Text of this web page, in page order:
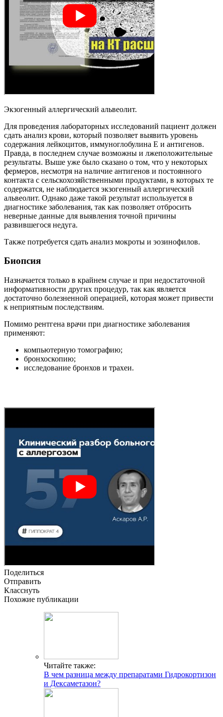
Экзогенный аллергический альвеолит.
Для проведения лабораторных исследований пациент должен
сдать анализ крови, который позволяет выявить уровень
содержания лейкоцитов, иммуноглобулина Е и антигенов.
Правда, в последнем случае возможны и лжеположительные
результаты. Выше уже было сказано о том, что у некоторых
фермеров, несмотря на наличие антигенов и постоянного
контакта с сельскохозяйственными продуктами, в которых те
содержатся, не наблюдается экзогенный аллергический
альвеолит. Однако даже такой результат используется в
диагностике заболевания, так как позволяет отбросить
неверные данные для выявления точной причины
развившегося недуга.
Также потребуется сдать анализ мокроты и эозинофилов.
Биопсия
Назначается только в крайнем случае и при недостаточной
информативности других процедур, так как является
достаточно болезненной операцией, которая может привести
к неприятным последствиям.
Помимо рентгена врачи при диагностике заболевания
применяют:
компьютерную томографию;
бронхоскопию;
исследование бронхов и трахеи.
Поделиться
Отправить
Класснуть
Похожие публикации
Читайте также:
В чем разница между препаратами Гидрокортизон
и Дексаметазон?